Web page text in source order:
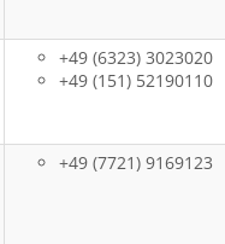
+49 (6323) 3023020
+49 (151) 52190110
+49 (7721) 9169123